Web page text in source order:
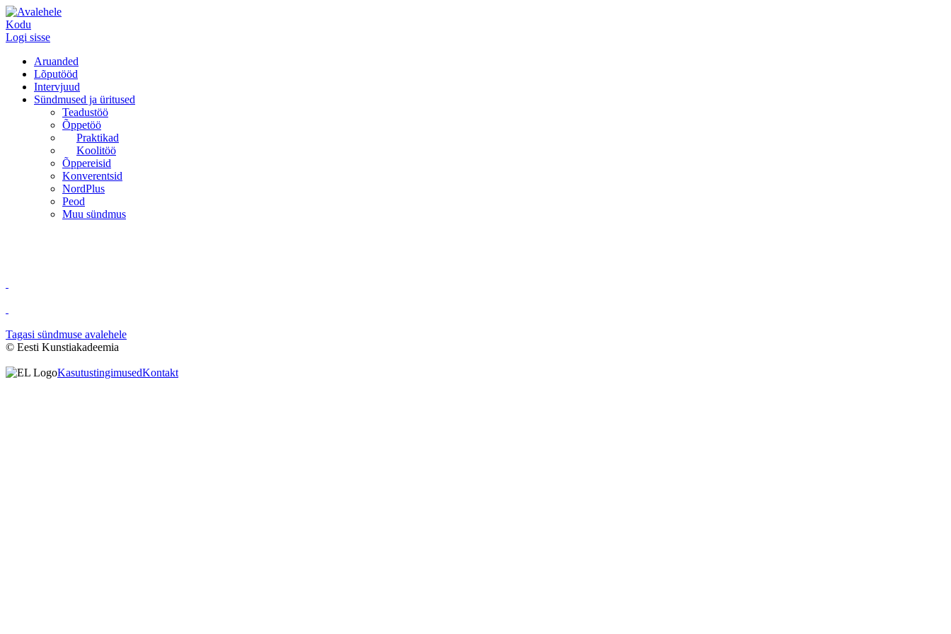
Kodu
Logi sisse
Aruanded
Lõputööd
Intervjuud
Sündmused ja üritused
Teadustöö
Õppetöö
Praktikad
Koolitöö
Õppereisid
Konverentsid
NordPlus
Peod
Muu sündmus
Tagasi sündmuse avalehele
© Eesti Kunstiakadeemia
KasutustingimusedKontakt